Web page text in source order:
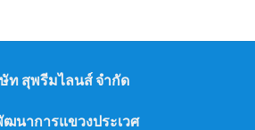
ท สุพรีมไลนส์ จำกัด
ฒนาการแขวงประเวศ